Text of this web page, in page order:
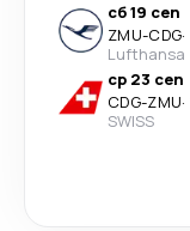
сб 19 сеп
ZMU-CDG·
Lufthansa
ср 23 сеп
CDG-ZMU·
SWISS